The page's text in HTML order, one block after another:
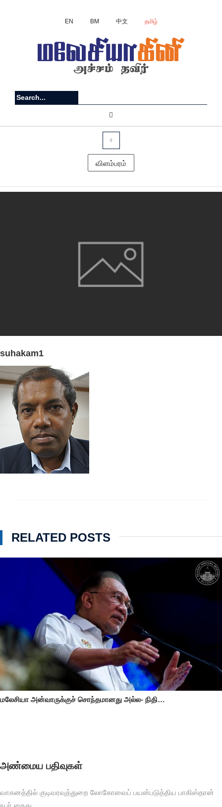
EN BM 中文 தமிழ்
விளம்பரம்
suhakam1
RELATED POSTS
மலேசியா அன்வாருக்குச் சொந்தமானது அல்ல- நிதி…
அண்மைய பதிவுகள்
வாகனத்தில் குடிவரவுத்துறை லோகோவைப் பயன்படுத்திய பாகிஸ்தான்
நபர் கைது